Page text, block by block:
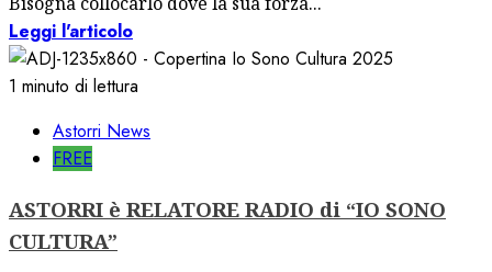
Leggi l'articolo
1 minuto di lettura
Astorri News
FREE
ASTORRI è RELATORE RADIO di “IO SONO
CULTURA”